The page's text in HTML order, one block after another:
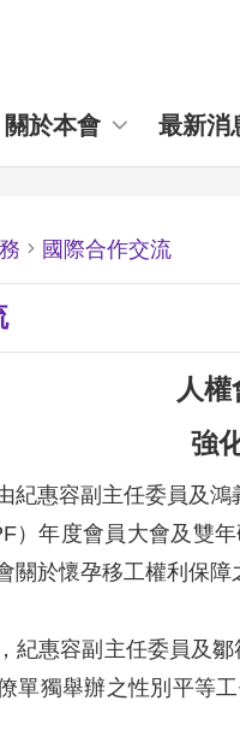
關於本會 最新消
國際合作交流
人
強
紀惠容副主任委員及
）年度會員大會及雙
關於懷孕移工權利保障
紀惠容副主任委員及
單獨舉辦之性別平等